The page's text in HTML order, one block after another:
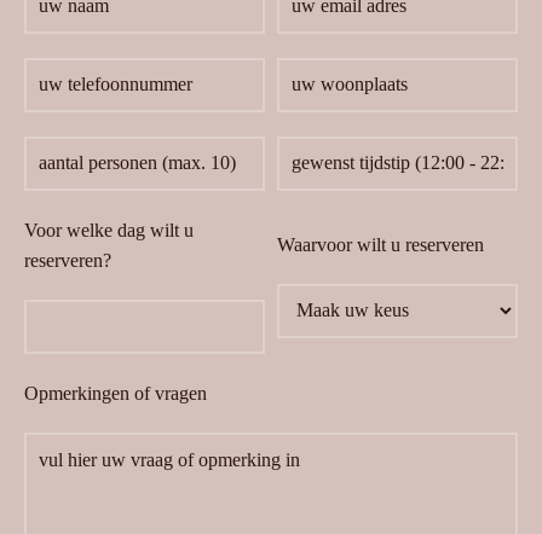
Voor welke dag wilt u
reserveren?
Waarvoor wilt u reserveren
Opmerkingen of vragen